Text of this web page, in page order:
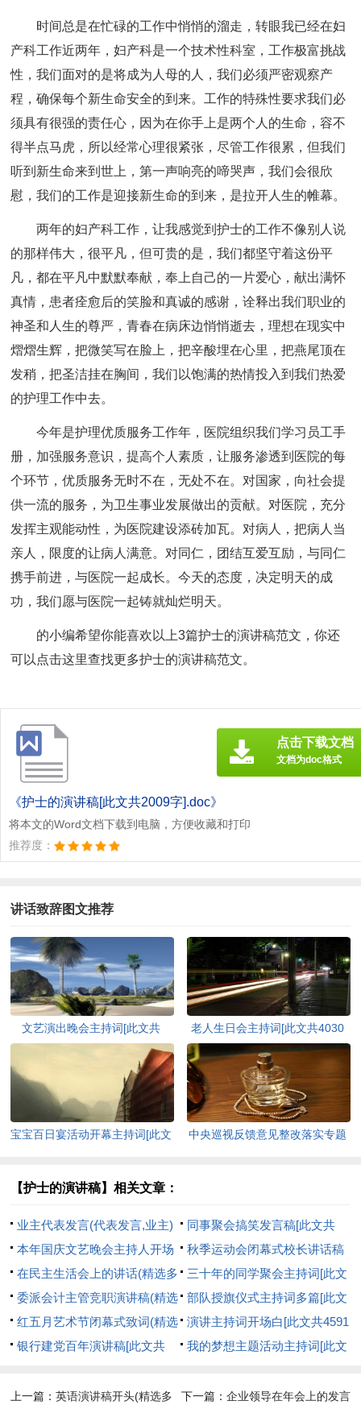
时间总是在忙碌的工作中悄悄的溜走，转眼我已经在妇
产科工作近两年，妇产科是一个技术性科室，工作极富挑战
性，我们面对的是将成为人母的人，我们必须严密观察产
程，确保每个新生命安全的到来。工作的特殊性要求我们必
须具有很强的责任心，因为在你手上是两个人的生命，容不
得半点马虎，所以经常心理很紧张，尽管工作很累，但我们
听到新生命来到世上，第一声响亮的啼哭声，我们会很欣
慰，我们的工作是迎接新生命的到来，是拉开人生的帷幕。
两年的妇产科工作，让我感觉到护士的工作不像别人说
的那样伟大，很平凡，但可贵的是，我们都坚守着这份平
凡，都在平凡中默默奉献，奉上自己的一片爱心，献出满怀
真情，患者痊愈后的笑脸和真诚的感谢，诠释出我们职业的
神圣和人生的尊严，青春在病床边悄悄逝去，理想在现实中
熠熠生辉，把微笑写在脸上，把辛酸埋在心里，把燕尾顶在
发稍，把圣洁挂在胸间，我们以饱满的热情投入到我们热爱
的护理工作中去。
今年是护理优质服务工作年，医院组织我们学习员工手
册，加强服务意识，提高个人素质，让服务渗透到医院的每
个环节，优质服务无时不在，无处不在。对国家，向社会提
供一流的服务，为卫生事业发展做出的贡献。对医院，充分
发挥主观能动性，为医院建设添砖加瓦。对病人，把病人当
亲人，限度的让病人满意。对同仁，团结互爱互励，与同仁
携手前进，与医院一起成长。今天的态度，决定明天的成
功，我们愿与医院一起铸就灿烂明天。
的小编希望你能喜欢以上3篇护士的演讲稿范文，你还
可以点击这里查找更多护士的演讲稿范文。
《护士的演讲稿[此文共2009字].doc》
将本文的Word文档下载到电脑，方便收藏和打印
推荐度：
点击下载文档
文档为doc格式
讲话致辞图文推荐
文艺演出晚会主持词[此文共
老人生日会主持词[此文共4030
字]
宝宝百日宴活动开幕主持词[此文
中央巡视反馈意见整改落实专题
【护士的演讲稿】相关文章：
业主代表发言(代表发言,业主)
[此文共7130字]
同事聚会搞笑发言稿[此文共
3648字]
本年国庆文艺晚会主持人开场
词(精选多篇)[此文共3009字]
秋季运动会闭幕式校长讲话稿
[此文共3475字]
在民主生活会上的讲话(精选多
篇)[此文共18756字]
三十年的同学聚会主持词[此文
共7590字]
委派会计主管竞职演讲稿(精选
多篇)[此文共8755字]
部队授旗仪式主持词多篇[此文
共3794字]
红五月艺术节闭幕式致词(精选
多篇)[此文共6718字]
演讲主持词开场白[此文共4591
字]
银行建党百年演讲稿[此文共
我的梦想主题活动主持词[此文
上一篇：英语演讲稿开头(精选多 下一篇： 企业领导在年会上的发言